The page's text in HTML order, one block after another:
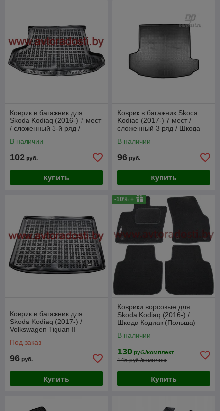
Коврик в багажник для
Skoda Kodiaq (2016-) 7 мест
/ сложенный 3-й ряд /
В наличии
102 руб.
Купить
Коврик в багажник Skoda
Kodiaq (2017-) 7 мест /
сложенный 3 ряд / Шкода
В наличии
96 руб.
Купить
Коврик в багажник для
Skoda Kodiaq (2017-) /
Volkswagen Tiguan II
(Rezaw-Plast)
Под заказ
96 руб.
Купить
-10% +
Коврики ворсовые для
Skoda Kodiaq (2016-) /
Шкода Кодиак (Польша)
В наличии
130 руб./комплект
145 руб./комплект
Купить